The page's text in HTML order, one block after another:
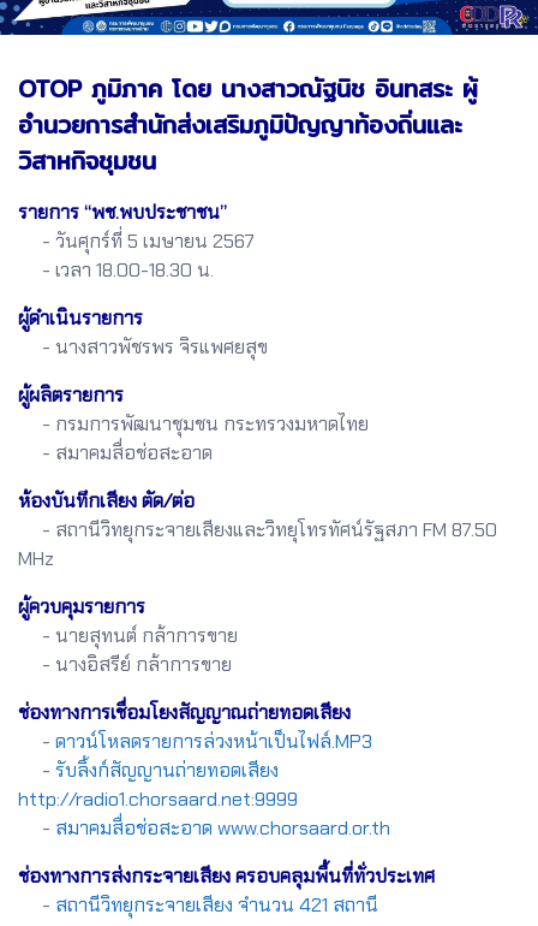
OTOP ภูมิภาค โดย นางสาวณัฐนิช อินทสระ ผู้
อำนวยการสำนักส่งเสริมภูมิปัญญาท้องถิ่นและ
วิสาหกิจชุมชน
รายการ “พช.พบประชาชน”
- วันศุกร์ที่ 5 เมษายน 2567
- เวลา 18.00-18.30 น.
ผู้ดำเนินรายการ
- นางสาวพัชรพร จิรแพศยสุข
ผู้ผลิตรายการ
- กรมการพัฒนาชุมชน กระทรวงมหาดไทย
- สมาคมสื่อช่อสะอาด
ห้องบันทึกเสียง ตัด/ต่อ
- สถานีวิทยุกระจายเสียงและวิทยุโทรทัศน์รัฐสภา FM 87.50
MHz
ผู้ควบคุมรายการ
- นายสุทนต์ กล้าการขาย
- นางอิสรีย์ กล้าการขาย
ช่องทางการเชื่อมโยงสัญญาณถ่ายทอดเสียง
- ดาวน์โหลดรายการล่วงหน้าเป็นไฟล์.MP3
- รับลิ้งก์สัญญานถ่ายทอดเสียง
http://radio1.chorsaard.net:9999
- สมาคมสื่อช่อสะอาด www.chorsaard.or.th
ช่องทางการส่งกระจายเสียง ครอบคลุมพื้นที่ทั่วประเทศ
- สถานีวิทยุกระจายเสียง จำนวน 421 สถานี